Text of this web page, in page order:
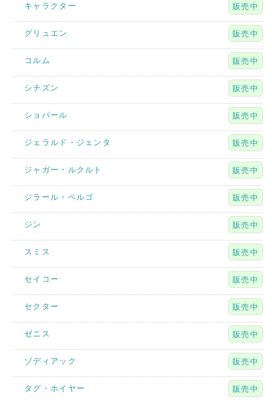
キャラクター 販売中
グリュエン 販売中
コルム 販売中
シチズン 販売中
ショパール 販売中
ジェラルド・ジェンタ 販売中
ジャガー・ルクルト 販売中
ジラール・ペルゴ 販売中
ジン 販売中
スミス 販売中
セイコー 販売中
セクター 販売中
ゼニス 販売中
ゾディアック 販売中
タグ・ホイヤー 販売中